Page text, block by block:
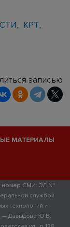
КРТ
записью
МАТЕРИАЛЫ
номер СМИ: ЭЛ №
службой
технологий и
— Давыдова Ю.В.